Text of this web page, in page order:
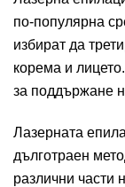
по-популярна
избират да
корема и
за поддържане
Лазерната
дълготраен
различни части